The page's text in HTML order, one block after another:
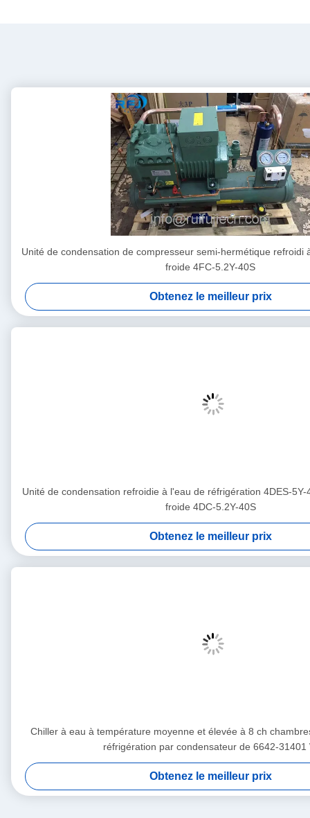
Unité de condensation de compresseur semi-hermétique refroidi
froide 4FC-5.2Y-40S
Obtenez le meilleur prix
Unité de condensation refroidie à l'eau de réfrigération 4DES-
froide 4DC-5.2Y-40S
Obtenez le meilleur prix
Chiller à eau à température moyenne et élevée à 8 ch
réfrigération par condensateur de 6642-31401
Obtenez le meilleur prix